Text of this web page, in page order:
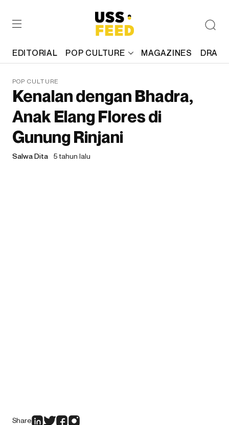
EDITORIAL POP CULTURE MAGAZINES
POP CULTURE
Kenalan dengan Bhadra,
Anak Elang Flores di
Gunung Rinjani
Salwa Dita 5 tahun lalu
Share